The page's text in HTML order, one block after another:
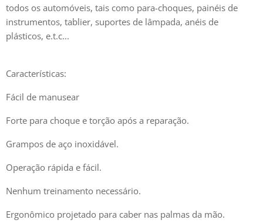
todos os automóveis, tais como para-choques, painéis de
instrumentos, tablier, suportes de lâmpada, anéis de
plásticos, e.t.c...
Características:
Fácil de manusear
Forte para choque e torção após a reparação.
Grampos de aço inoxidável.
Operação rápida e fácil.
Nenhum treinamento necessário.
Ergonômico projetado para caber nas palmas da mão.